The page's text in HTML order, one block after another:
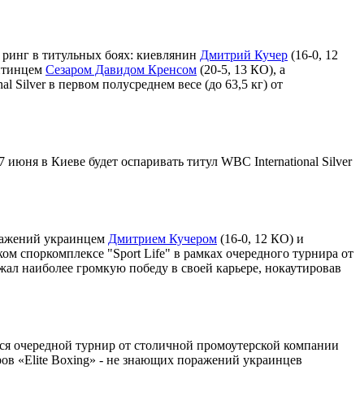
в титульных боях: киевлянин Дмитрий Кучер (16-0, 12
Сезаром Давидом Кренсом (20-5, 13 КО), а
Silver в первом полусреднем весе (до 63,5 кг) от
в Киеве будет оспаривать титул WBC International Silver
украинцем Дмитрием Кучером (16-0, 12 КО) и
споркомплексе "Sport Life" в рамках очередного турнира от
наиболее громкую победу в своей карьере, нокаутировав
очередной турнир от столичной промоутерской компании
«Elite Boxing» - не знающих поражений украинцев